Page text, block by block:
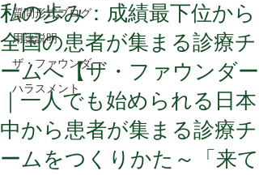
質問形式ブログ
用語説明
ザ・ファウンダー
ハラスメント
私の歩み：成績最下位から
全国の患者が集まる診療チ
ームへ【ザ・ファウンダー
｜一人でも始められる日本
中から患者が集まる診療チ
ームをつくりかた～「来て